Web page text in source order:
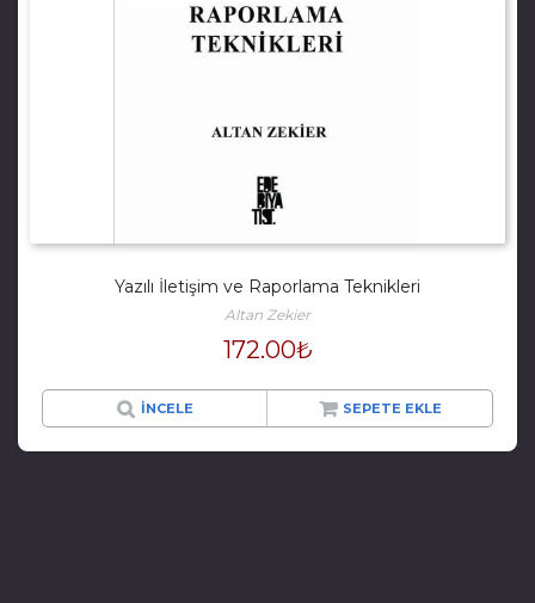
Yazılı İletişim ve Raporlama Teknikleri
Altan Zekier
172.00₺
İNCELE SEPETE EKLE